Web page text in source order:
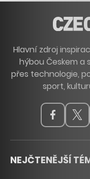
Hlavní zdroj
hýbou Českem a
přes technologie,
sport,
NEJČTENĚJŠÍ